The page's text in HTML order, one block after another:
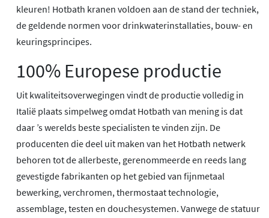
kleuren! Hotbath kranen voldoen aan de stand der techniek,
de geldende normen voor drinkwaterinstallaties, bouw- en
keuringsprincipes.
100% Europese productie
Uit kwaliteitsoverwegingen vindt de productie volledig in
Italië plaats simpelweg omdat Hotbath van mening is dat
daar ’s werelds beste specialisten te vinden zijn. De
producenten die deel uit maken van het Hotbath netwerk
behoren tot de allerbeste, gerenommeerde en reeds lang
gevestigde fabrikanten op het gebied van fijnmetaal
bewerking, verchromen, thermostaat technologie,
assemblage, testen en douchesystemen. Vanwege de statuur